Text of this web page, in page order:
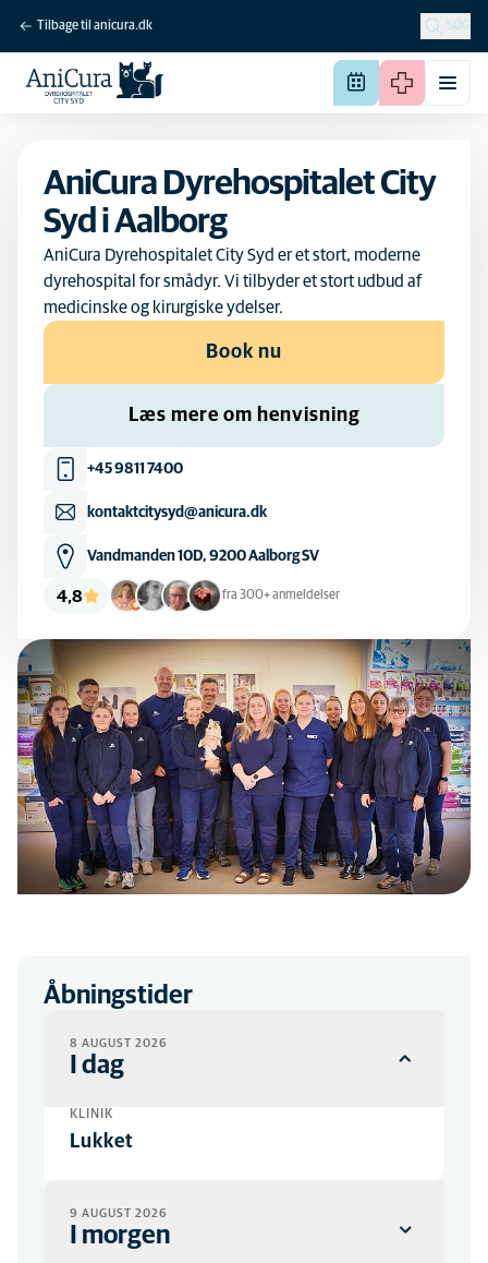
Tilbage til anicura.dk SØG
AniCura Dyrehospitalet City
Syd i Aalborg
AniCura Dyrehospitalet City Syd er et stort, moderne
dyrehospital for smådyr. Vi tilbyder et stort udbud af
medicinske og kirurgiske ydelser.
Book nu
Læs mere om henvisning
+45 9811 7400
kontaktcitysyd@anicura.dk
Vandmanden 10D, 9200 Aalborg SV
4,8 fra 300+ anmeldelser
Åbningstider
8 AUGUST 2026
I dag
KLINIK
Lukket
9 AUGUST 2026
I morgen